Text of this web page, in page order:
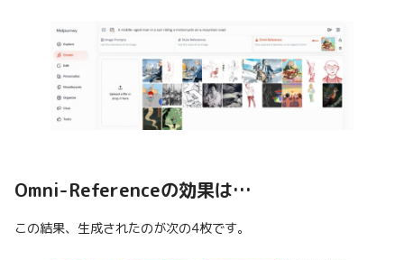
Omni-Referenceの効果は…
この結果、生成されたのが次の4枚です。